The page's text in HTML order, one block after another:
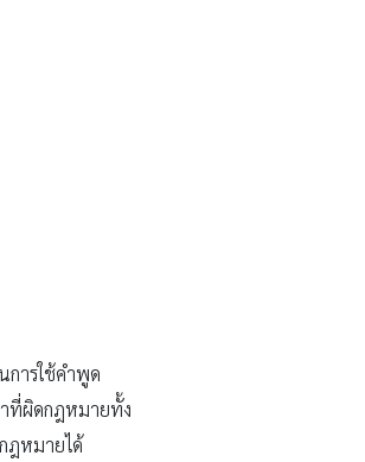
การใช้คำพูด
ำที่ผิดกฎหมายทั้ง
ฎหมายได้